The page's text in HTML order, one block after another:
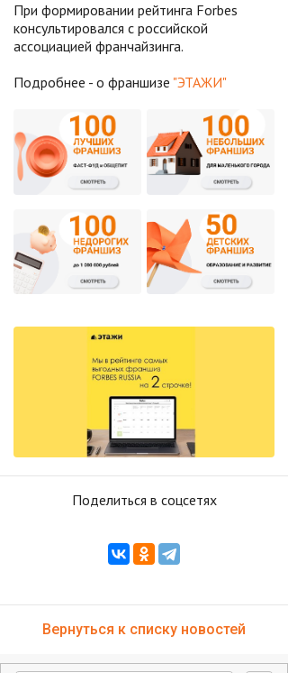
При формировании рейтинга Forbes
консультировался с российской
ассоциацией франчайзинга.
Подробнее - о франшизе "ЭТАЖИ"
Поделиться в соцсетях
Вернуться к списку новостей